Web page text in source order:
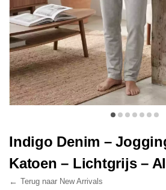
Indigo Denim –
Katoen – Lichtgrijs –
← Terug naar New Arrivals